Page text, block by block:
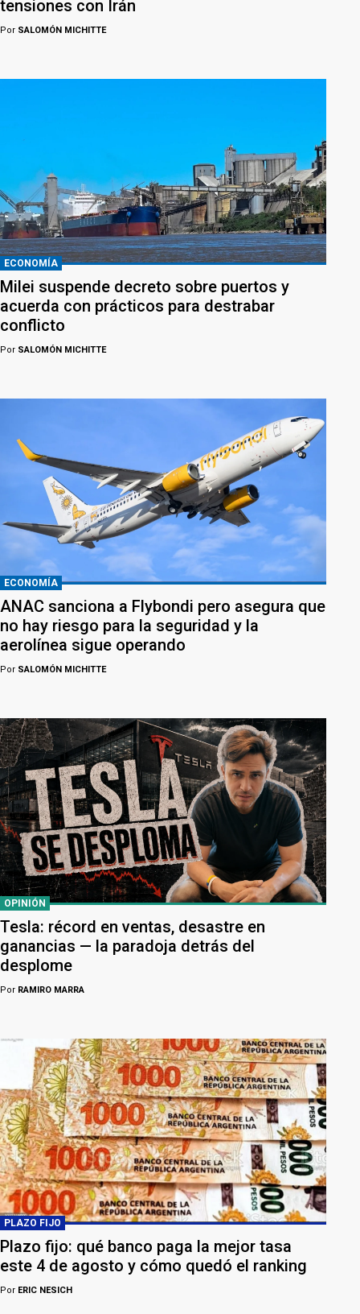
tensiones con Irán
Por SALOMÓN MICHITTE
ECONOMÍA
Milei suspende decreto sobre puertos y
acuerda con prácticos para destrabar
conflicto
Por SALOMÓN MICHITTE
ECONOMÍA
ANAC sanciona a Flybondi pero asegura que
no hay riesgo para la seguridad y la
aerolínea sigue operando
Por SALOMÓN MICHITTE
OPINIÓN
Tesla: récord en ventas, desastre en
ganancias — la paradoja detrás del
desplome
Por RAMIRO MARRA
PLAZO FIJO
Plazo fijo: qué banco paga la mejor tasa
este 4 de agosto y cómo quedó el ranking
Por ERIC NESICH